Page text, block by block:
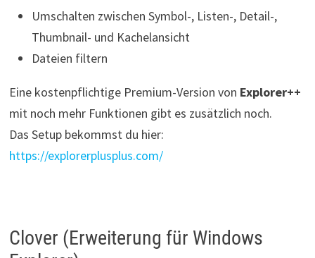
Umschalten zwischen Symbol-, Listen-, Detail-,
Thumbnail- und Kachelansicht
Dateien filtern
Eine kostenpflichtige Premium-Version von Explorer++
mit noch mehr Funktionen gibt es zusätzlich noch.
Das Setup bekommst du hier:
https://explorerplusplus.com/
Clover (Erweiterung für Windows